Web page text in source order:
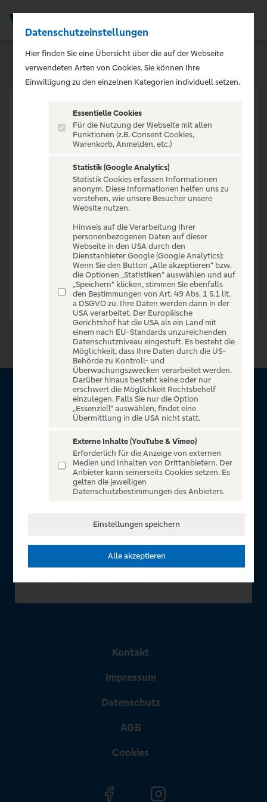
VERANSTALTUNG NICHT
GEFUNDEN
Zur Startseite
Über VR Entertain
für alle Kunden der Volksbanken Raiffeisenbanken. Auf
unserem einzigartigen Portal finden Sie Tickets für
atemberaubende Konzerte, Musicals und Shows, die
Fußball-Bundesliga sowie die Champions League und die
In Zusammenarbeit mit
Kontakt
Impressum
Datenschutz
AGB
Cookies
Datenschutzeinstellungen
Hier finden Sie eine Übersicht über die auf der Webseite
verwendeten Arten von Cookies. Sie können Ihre
Einwilligung zu den einzelnen Kategorien individuell setzen.
Essentielle Cookies
Für die Nutzung der Webseite mit allen
Funktionen (z.B. Consent Cookies,
Warenkorb, Anmelden, etc.)
Statistik (Google Analytics)
Statistik Cookies erfassen Informationen
anonym. Diese Informationen helfen uns zu
verstehen, wie unsere Besucher unsere
Website nutzen.
Hinweis auf die Verarbeitung Ihrer
personenbezogenen Daten auf dieser
Webseite in den USA durch den
Dienstanbieter Google (Google Analytics):
Wenn Sie den Button „Alle akzeptieren“ bzw.
die Optionen „Statistiken“ auswählen und auf
„Speichern“ klicken, stimmen Sie ebenfalls
den Bestimmungen von Art. 49 Abs. 1 S.1 lit.
a DSGVO zu. Ihre Daten werden dann in der
USA verarbeitet. Der Europäische
Gerichtshof hat die USA als ein Land mit
einem nach EU-Standards unzureichenden
Datenschutzniveau eingestuft. Es besteht die
Möglichkeit, dass Ihre Daten durch die US-
Behörde zu Kontroll- und
Überwachungszwecken verarbeitet werden.
Darüber hinaus besteht keine oder nur
erschwert die Möglichkeit Rechtsbehelf
einzulegen. Falls Sie nur die Option
„Essenziell“ auswählen, findet eine
Übermittlung in die USA nicht statt.
Externe Inhalte (YouTube & Vimeo)
Erforderlich für die Anzeige von externen
Medien und Inhalten von Drittanbietern. Der
Anbieter kann seinerseits Cookies setzen. Es
gelten die jeweiligen
Datenschutzbestimmungen des Anbieters.
Einstellungen speichern
Alle akzeptieren